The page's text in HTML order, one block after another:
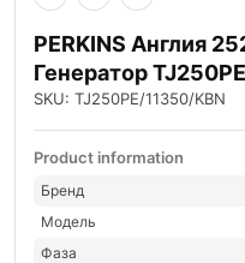
PERKINS Англия
Генератор TJ250PE
SKU: TJ250PE/11350/KBN
Product information
Бренд
Модель
Фаза